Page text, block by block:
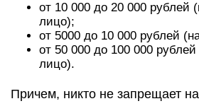
от 10 000 до 20 000 рублей
лицо);
от 5000 до 10 000 рублей
от 50 000 до 100 000
лицо).
Причем, никто не запрещает